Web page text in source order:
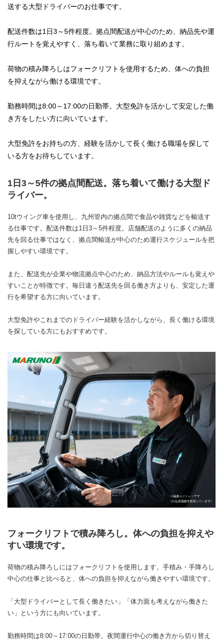
送する大型ドライバーのお仕事です。
配送件数は1日3～5件程度。拠点間配送が中心のため、納品先や運
行ルートを覚えやすく、落ち着いて業務に取り組めます。
荷物の積み降ろしはフォークリフトを使用するため、体への負担
を抑えながら働ける環境です。
勤務時間は8:00～17:00の日勤帯。大型免許を活かして安定した働
き方をしたい方に向いています。
大型免許をお持ちの方、経験を活かして長く働ける職場を探して
いる方をお待ちしています。
1日3～5件の拠点間配送。落ち着いて働ける大型ド
ライバー。
10tウイング車を使用し、九州管内の拠点間で食品や雑貨などを輸送す
る仕事です。配送件数は1日3～5件程度。店舗配送のように多くの納品
先を回る仕事ではなく、拠点間輸送が中心のため運行スケジュールを把
握しやすい環境です。
また、配送先が企業や物流拠点中心のため、納品方法やルールも覚えや
すいことが特徴です。毎日違う配送先を回る働き方よりも、安定した運
行を希望する方に向いています。
大型免許やこれまでのドライバー経験を活かしながら、長く働ける環境
を探している方にもおすすめです。
フォークリフトで積み降ろし。体への負担を抑えや
すい環境です。
荷物の積み降ろしにはフォークリフトを使用します。手積み・手降ろし
中心の仕事と比べると、体への負担を抑えながら働きやすい環境です。
「大型ドライバーとして長く働きたい」「体力面も考えながら働きた
い」という方にも向いています。
勤務時間は8:00～17:00の日勤帯。夜間運行中心の働き方から切り替え